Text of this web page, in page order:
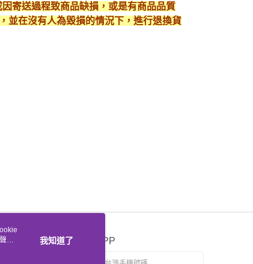
寄送過程致商品缺損，或是有商品品質
並在沒有人為毀損的情況下，進行退換貨
官方APP
明
我知道了